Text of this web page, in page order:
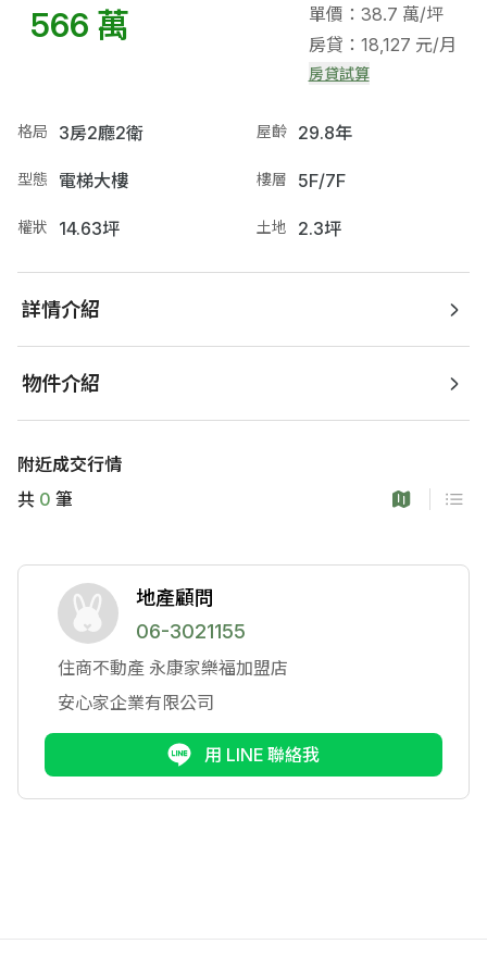
566 萬
單價：38.7 萬/坪
房貸：18,127 元/月
房貸試算
格局 3房2廳2衛 屋齡 29.8年
型態 電梯大樓 樓層 5F/7F
權狀 14.63坪 土地 2.3坪
詳情介紹
物件介紹
附近成交行情
共 0 筆
地產顧問
06-3021155
住商不動產 永康家樂福加盟店
安心家企業有限公司
用 LINE 聯絡我